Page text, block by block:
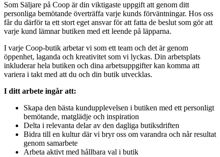
Som Säljare på Coop är din viktigaste uppgift att genom ditt
personliga bemötande överträffa varje kunds förväntningar. Hos oss
får du därför ta ett stort eget ansvar för att fatta de beslut som gör att
varje kund lämnar butiken med ett leende på läpparna.
I varje Coop-butik arbetar vi som ett team och det är genom
öppenhet, laganda och kreativitet som vi lyckas. Din arbetsplats
inkluderar hela butiken och dina arbetsuppgifter kan komma att
variera i takt med att du och din butik utvecklas.
I ditt arbete ingår att:
Skapa den bästa kundupplevelsen i butiken med ett personligt
bemötande, matglädje och inspiration
Delta i relevanta delar av den dagliga butiksdriften
Bidra till en kultur där vi bryr oss om varandra och når resultat
genom samarbete
Arbeta aktivt med hållbara val i butik